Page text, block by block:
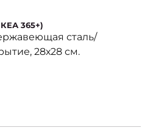
365+)
сталь/
28х28 см.